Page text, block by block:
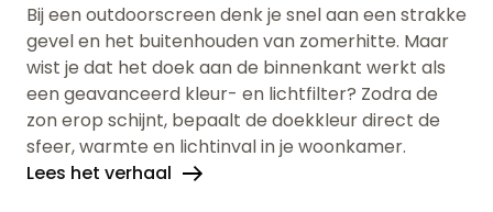
Bij een outdoorscreen denk je snel aan een strakke
gevel en het buitenhouden van zomerhitte. Maar
wist je dat het doek aan de binnenkant werkt als
een geavanceerd kleur- en lichtfilter? Zodra de
zon erop schijnt, bepaalt de doekkleur direct de
sfeer, warmte en lichtinval in je woonkamer.
Lees het verhaal